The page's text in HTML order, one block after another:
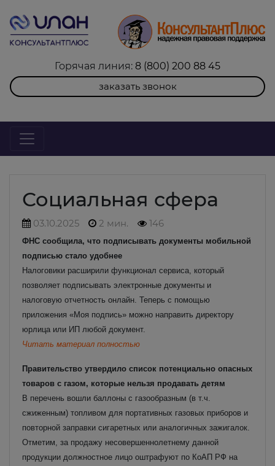
Горячая линия: 8 (800) 200 88 45
заказать звонок
Социальная сфера
03.10.2025 2 мин. 146
ФНС сообщила, что подписывать документы мобильной
подписью стало удобнее
Налоговики расширили функционал сервиса, который
позволяет подписывать электронные документы и
налоговую отчетность онлайн. Теперь с помощью
приложения «Моя подпись» можно направить директору
юрлица или ИП любой документ.
Читать материал полностью
Правительство утвердило список потенциально опасных
товаров с газом, которые нельзя продавать детям
В перечень вошли баллоны с газообразным (в т.ч.
сжиженным) топливом для портативных газовых приборов и
повторной заправки сигаретных или аналогичных зажигалок.
Отметим, за продажу несовершеннолетнему данной
продукции должностное лицо оштрафуют по КоАП РФ на